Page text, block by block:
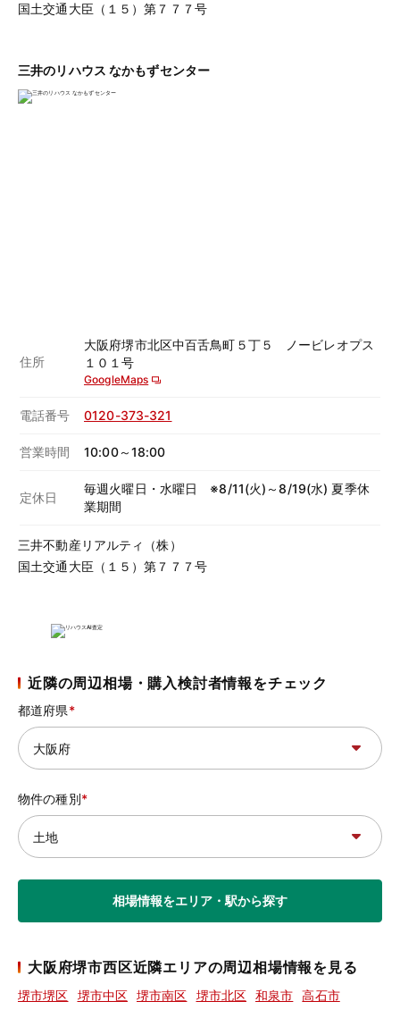
国土交通大臣（１５）第７７７号
三井のリハウス なかもずセンター
住所
大阪府堺市北区中百舌鳥町５丁５ ノービレオプス
１０１号
GoogleMaps
電話番号 0120-373-321
営業時間 10:00～18:00
定休日
毎週火曜日・水曜日 ※8/11(火)～8/19(水) 夏季休
業期間
三井不動産リアルティ（株）
国土交通大臣（１５）第７７７号
近隣の周辺相場・購入検討者情報をチェック
都道府県
物件の種別
相場情報をエリア・駅から探す
大阪府堺市西区近隣エリアの周辺相場情報を見る
堺市堺区 堺市中区 堺市南区 堺市北区 和泉市 高石市